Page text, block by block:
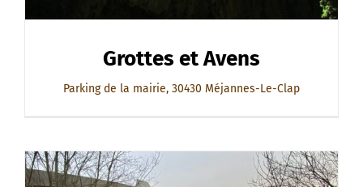
Grottes et Avens
Parking de la mairie, 30430 Méjannes-Le-Clap